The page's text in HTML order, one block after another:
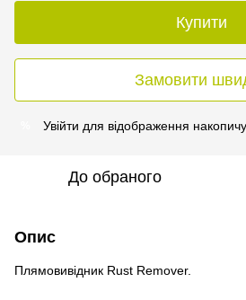
Купити
Замовити
Увійти для відображення
До обраного
Опис
Плямовивідник Rust Remover.